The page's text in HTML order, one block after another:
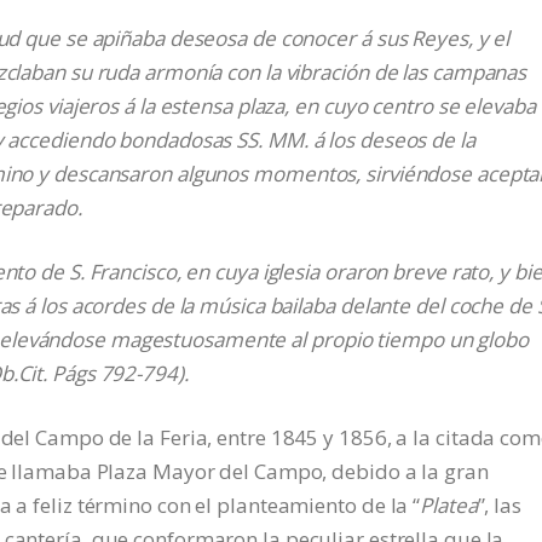
que se apiñaba deseosa de conocer á sus Reyes, y el
su ruda armonía con la vibración de las campanas
viajeros á la estensa plaza, en cuyo centro se elevaba
bondadosas SS. MM. á los deseos de la
y descansaron algunos momentos, sirviéndose
de S. Francisco, en cuya iglesia oraron breve rato, y
los acordes de la música bailaba delante del coche de
magestuosamente al propio tiempo un globo
Págs 792-794).
Campo de la Feria, entre 1845 y 1856, a la citada
llamaba Plaza Mayor del Campo, debido a la gran
feliz término con el planteamiento de la “Platea”, las